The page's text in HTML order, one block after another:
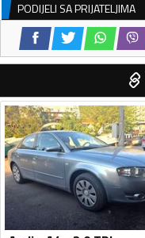
PODIJELI SA PRIJATELJIMA